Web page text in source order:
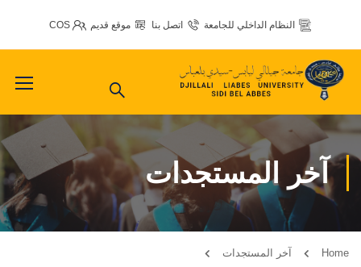
النظام الداخلي للجامعة اتصل بنا موقع قديم COS
آخر المستجدات
Home
آخر المستجدات